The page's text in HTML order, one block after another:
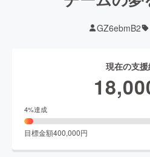
GZ6ebmB2
現在の支
4%達成
目標金額400,000円